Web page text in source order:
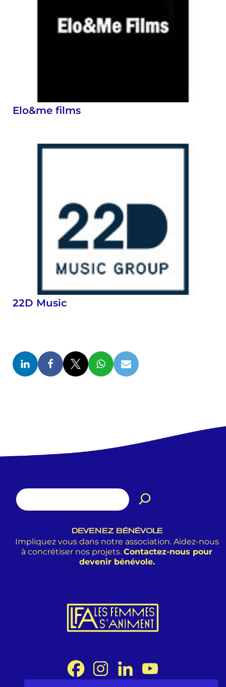
Elo&me films
22D Music
DEVENEZ BÉNÉVOLE
Impliquez vous dans notre association. Aidez-nous
à concrétiser nos projets. Contactez-nous pour
devenir bénévole.